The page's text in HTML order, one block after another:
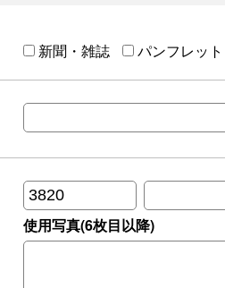
新聞・雑誌 パンフレット
使用写真(6枚目以降)